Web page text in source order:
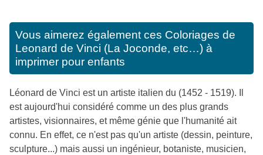
Vous aimerez également ces Coloriages de
Leonard de Vinci (La Joconde, etc…) à
imprimer pour enfants
Léonard de Vinci est un artiste italien du (1452 - 1519). Il
est aujourd'hui considéré comme un des plus grands
artistes, visionnaires, et même génie que l'humanité ait
connu. En effet, ce n'est pas qu'un artiste (dessin, peinture,
sculpture...) mais aussi un ingénieur, botaniste, musicien,